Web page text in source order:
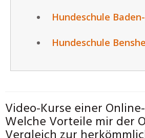
Hundeschule
Hundeschule
Video-Kurse einer
Welche Vorteile mir der